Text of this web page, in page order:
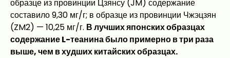
образце из провинции Цзянсу (JM) содержание
составило 9,30 мг/г; в образце из провинции Чжэцзян
(ZM2) — 10,25 мг/г. В лучших японских образцах
содержание L-теанина было примерно в три раза
выше, чем в худших китайских образцах.